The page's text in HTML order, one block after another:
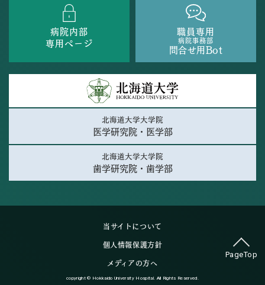
病院内部
専用ページ
職員専用
病院事務部
問合せ用Bot
北海道大学大学院
医学研究院・医学部
北海道大学大学院
歯学研究院・歯学部
PageTop
当サイトについて
個人情報保護方針
メディアの方へ
copyright © Hokkaido University Hospital. All Rights Reserved.